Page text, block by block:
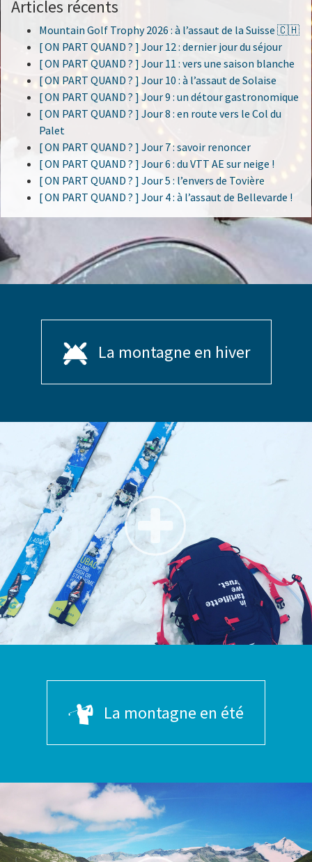
Articles récents
Mountain Golf Trophy 2026 : à l’assaut de la Suisse 🇨🇭
[ ON PART QUAND ? ] Jour 12 : dernier jour du séjour
[ ON PART QUAND ? ] Jour 11 : vers une saison blanche
[ ON PART QUAND ? ] Jour 10 : à l’assaut de Solaise
[ ON PART QUAND ? ] Jour 9 : un détour gastronomique
[ ON PART QUAND ? ] Jour 8 : en route vers le Col du
Palet
[ ON PART QUAND ? ] Jour 7 : savoir renoncer
[ ON PART QUAND ? ] Jour 6 : du VTT AE sur neige !
[ ON PART QUAND ? ] Jour 5 : l’envers de Tovière
[ ON PART QUAND ? ] Jour 4 : à l’assaut de Bellevarde !
La montagne en hiver
La montagne en été